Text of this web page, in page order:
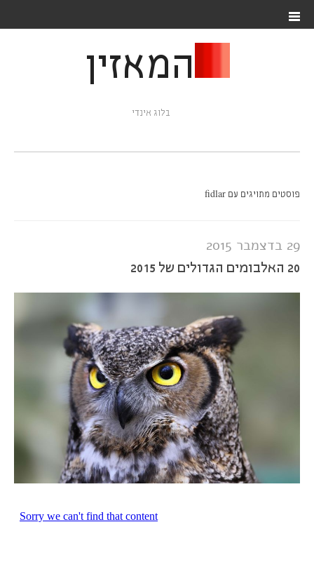
המאזין
בלוג אינדי
פוסטים מתויגים עם fidlar
29 בדצמבר 2015
20 האלבומים הגדולים של 2015